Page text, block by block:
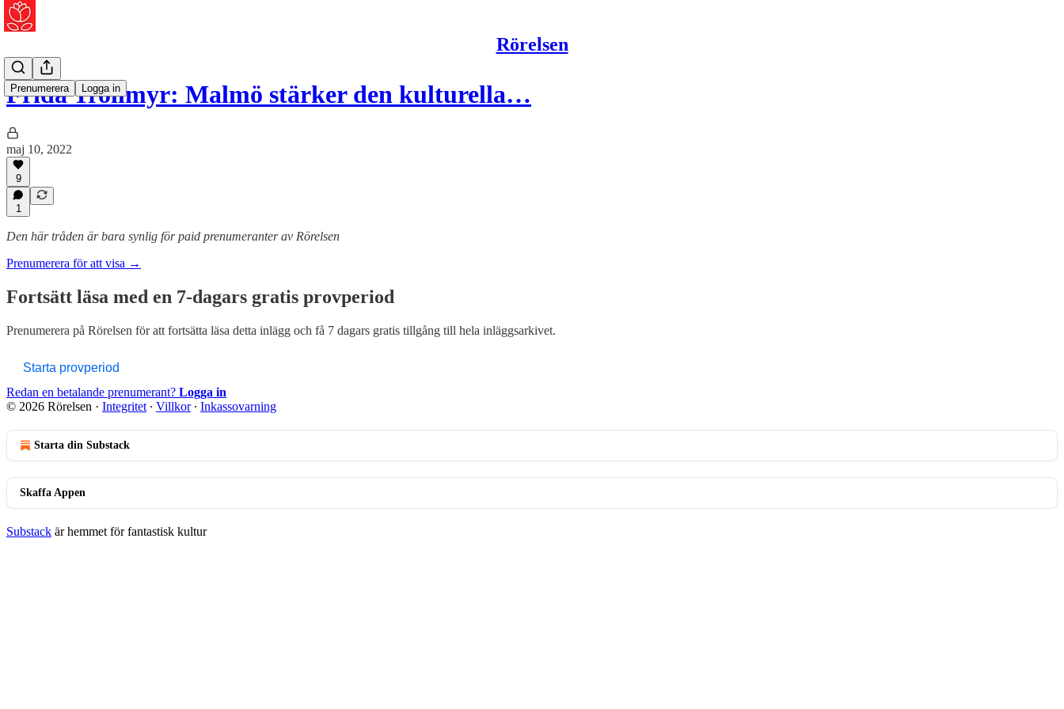
Rörelsen
Prenumerera Logga in
Frida Trollmyr: Malmö stärker den kulturella…
maj 10, 2022
9
1
Den här tråden är bara synlig för paid prenumeranter av Rörelsen
Prenumerera för att visa →
Fortsätt läsa med en 7-dagars gratis provperiod
Prenumerera på Rörelsen för att fortsätta läsa detta inlägg och få 7 dagars gratis tillgång till hela inläggsarkivet.
Starta provperiod
Redan en betalande prenumerant? Logga in
© 2026 Rörelsen · Integritet ∙ Villkor∙ Inkassovarning
Starta din Substack
Skaffa Appen
Substack är hemmet för fantastisk kultur